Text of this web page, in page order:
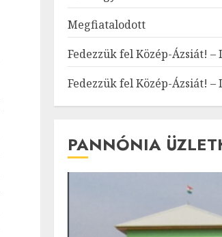
Megfiatalodott
Fedezzük fel Közép-Ázsiát! –
Fedezzük fel Közép-Ázsiát! –
PANNÓNIA